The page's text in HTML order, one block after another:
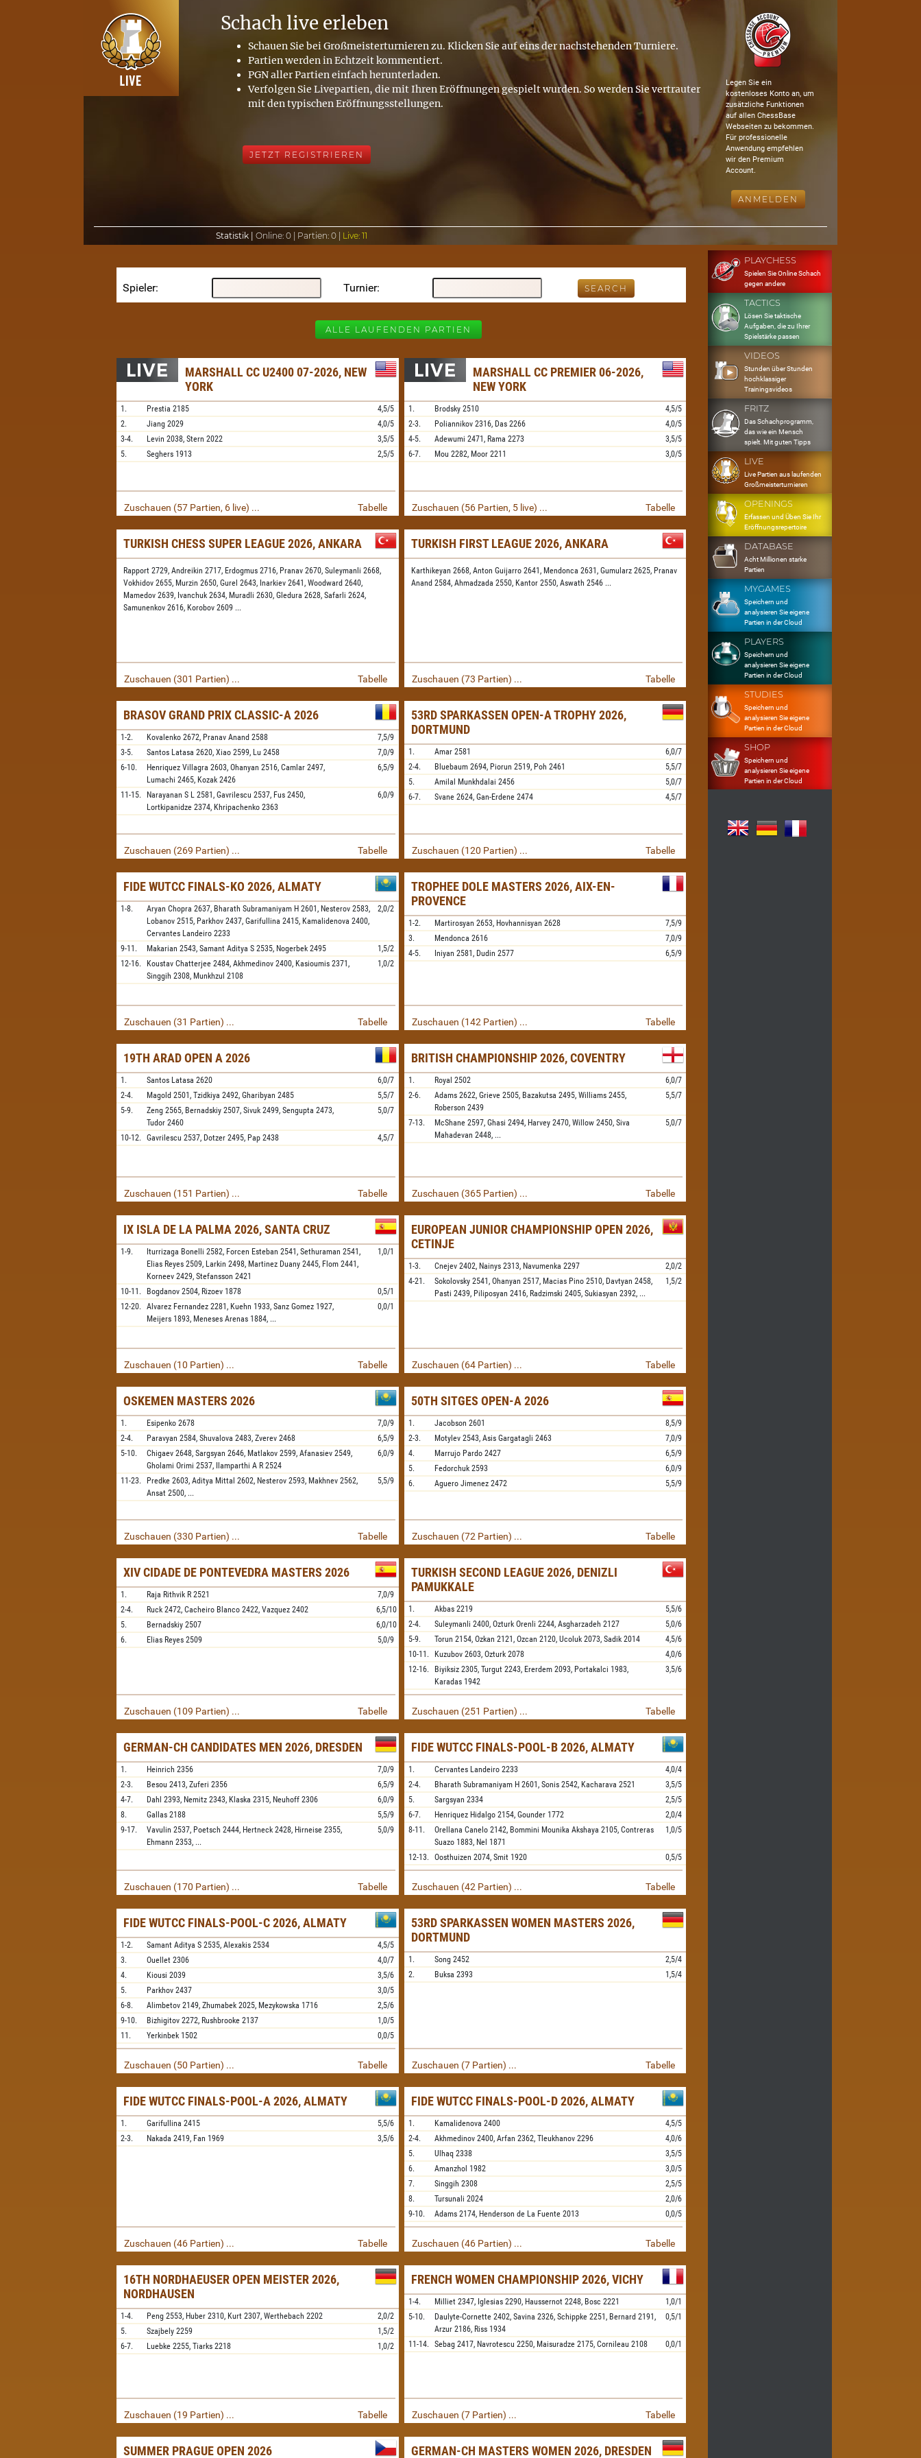
Schach live erleben
Schauen Sie bei Großmeisterturnieren zu. Klicken Sie auf eins der nachstehenden Turniere.
Partien werden in Echtzeit kommentiert.
PGN aller Partien einfach herunterladen.
Verfolgen Sie Livepartien, die mit Ihren Eröffnungen gespielt wurden. So werden Sie vertrauter
mit den typischen Eröffnungsstellungen.
JETZT REGISTRIEREN
Legen Sie ein
kostenloses Konto an, um
zusätzliche Funktionen
auf allen ChessBase
Webseiten zu bekommen.
Für professionelle
Anwendung empfehlen
wir den Premium
Account.
ANMELDEN
Statistik | Online:0 | Partien:0 | Live:11
Spieler Turnier
ALLE LAUFENDEN PARTIEN
MARSHALL CC U2400 07-2026, NEW
YORK
1. Prestia 2185
4,5/5
2.
Jiang 2029
4,0/5
3-4.
Levin 2038,Stern 2022
3,5/5
5.
Seghers 1913 2,5/5
Zuschauen (57 Partien, 6 live) ... Tabelle
MARSHALL CC PREMIER 06-2026,
NEW YORK
1. Brodsky 2510
4,5/5
2-3.
Poliannikov 2316, Das 2266
4,0/5
4-5.
Adewumi 2471, Rama 2273
3,5/5
6-7.
Mou 2282, Moor 2211 3,0/5
Zuschauen (56 Partien, 5 live) ... Tabelle
TURKISH CHESS SUPER LEAGUE 2026, ANKARA
Rapport 2729,Andreikin 2717, Erdogmus 2716, Pranav 2670,Suleymanli 2668,
Vokhidov 2655, Murzin 2650,Gurel 2643, Inarkiev 2641,Woodward 2640,
Mamedov 2639, Ivanchuk 2634, Muradli 2630,Gledura 2628,Safarli 2624,
Samunenkov 2616, Korobov 2609 ...
Zuschauen (301 Partien) ... Tabelle
TURKISH FIRST LEAGUE 2026, ANKARA
Karthikeyan 2668, Anton Guijarro 2641, Mendonca 2631, Gumularz 2625, Pranav
Anand 2584, Ahmadzada 2550, Kantor 2550, Aswath 2546 ...
Zuschauen (73 Partien) ... Tabelle
BRASOV GRAND PRIX CLASSIC-A 2026
1-2. Kovalenko 2672, Pranav Anand 2588
7,5/9
3-5.
Santos Latasa 2620,Xiao 2599, Lu 2458
7,0/9
6-10.
Henriquez Villagra 2603,Ohanyan 2516,Camlar 2497,
Lumachi 2465, Kozak 2426
6,5/9
11-15. Narayanan S L 2581,Gavrilescu 2537, Fus 2450,
Lortkipanidze 2374, Khripachenko 2363
6,0/9
Zuschauen (269 Partien) ... Tabelle
53RD SPARKASSEN OPEN-A TROPHY 2026,
DORTMUND
1. Amar 2581
6,0/7
2-4.
Bluebaum 2694, Piorun 2519, Poh 2461
5,5/7
5.
Amilal Munkhdalai 2456
5,0/7
6-7.
Svane 2624, Gan-Erdene 2474 4,5/7
Zuschauen (120 Partien) ... Tabelle
FIDE WUTCC FINALS-KO 2026, ALMATY
1-8. Aryan Chopra 2637, Bharath Subramaniyam H 2601, Nesterov 2583,
Lobanov 2515, Parkhov 2437,Garifullina 2415, Kamalidenova 2400,
Cervantes Landeiro 2233
2,0/2
9-11. Makarian 2543,Samant Aditya S 2535, Nogerbek 2495
1,5/2
12-16.
Koustav Chatterjee 2484,Akhmedinov 2400, Kasioumis 2371,
Singgih 2308, Munkhzul 2108
1,0/2
Zuschauen (31 Partien) ... Tabelle
TROPHEE DOLE MASTERS 2026, AIX-EN-
PROVENCE
1-2. Martirosyan 2653, Hovhannisyan 2628
7,5/9
3.
Mendonca 2616
7,0/9
4-5.
Iniyan 2581, Dudin 2577 6,5/9
Zuschauen (142 Partien) ... Tabelle
19TH ARAD OPEN A 2026
1. Santos Latasa 2620
6,0/7
2-4.
Magold 2501,Tzidkiya 2492,Gharibyan 2485
5,5/7
5-9.
Zeng 2565, Bernadskiy 2507,Sivuk 2499,Sengupta 2473,
Tudor 2460
5,0/7
10-12. Gavrilescu 2537, Dotzer 2495, Pap 2438 4,5/7
Zuschauen (151 Partien) ... Tabelle
BRITISH CHAMPIONSHIP 2026, COVENTRY
1. Royal 2502
6,0/7
2-6.
Adams 2622, Grieve 2505, Bazakutsa 2495, Williams 2455,
Roberson 2439
5,5/7
7-13. McShane 2597, Ghasi 2494, Harvey 2470, Willow 2450, Siva
Mahadevan 2448, ...
5,0/7
Zuschauen (365 Partien) ... Tabelle
IX ISLA DE LA PALMA 2026, SANTA CRUZ
1-9. Iturrizaga Bonelli 2582, Forcen Esteban 2541,Sethuraman 2541,
Elias Reyes 2509, Larkin 2498, Martinez Duany 2445, Flom 2441,
Korneev 2429,Stefansson 2421
1,0/1
10-11. Bogdanov 2504, Rizoev 1878
0,5/1
12-20.
Alvarez Fernandez 2281, Kuehn 1933,Sanz Gomez 1927,
Meijers 1893, Meneses Arenas 1884, ...
0,0/1
Zuschauen (10 Partien) ... Tabelle
EUROPEAN JUNIOR CHAMPIONSHIP OPEN 2026,
CETINJE
1-3. Cnejev 2402, Nainys 2313, Navumenka 2297
2,0/2
4-21.
Sokolovsky 2541, Ohanyan 2517, Macias Pino 2510, Davtyan 2458,
Pasti 2439, Piliposyan 2416, Radzimski 2405, Sukiasyan 2392, ...
1,5/2
Zuschauen (64 Partien) ... Tabelle
OSKEMEN MASTERS 2026
1. Esipenko 2678
7,0/9
2-4.
Paravyan 2584,Shuvalova 2483,Zverev 2468
6,5/9
5-10.
Chigaev 2648,Sargsyan 2646, Matlakov 2599,Afanasiev 2549,
Gholami Orimi 2537, Ilamparthi A R 2524
6,0/9
11-23. Predke 2603,Aditya Mittal 2602, Nesterov 2593, Makhnev 2562,
Ansat 2500, ...
5,5/9
Zuschauen (330 Partien) ... Tabelle
50TH SITGES OPEN-A 2026
1. Jacobson 2601
8,5/9
2-3.
Motylev 2543, Asis Gargatagli 2463
7,0/9
4.
Marrujo Pardo 2427
6,5/9
5.
Fedorchuk 2593
6,0/9
6.
Aguero Jimenez 2472 5,5/9
Zuschauen (72 Partien) ... Tabelle
XIV CIDADE DE PONTEVEDRA MASTERS 2026
1. Raja Rithvik R 2521
7,0/9
2-4.
Ruck 2472,Cacheiro Blanco 2422,Vazquez 2402
6,5/10
5.
Bernadskiy 2507
6,0/10
6.
Elias Reyes 2509 5,0/9
Zuschauen (109 Partien) ... Tabelle
TURKISH SECOND LEAGUE 2026, DENIZLI
PAMUKKALE
1. Akbas 2219
5,5/6
2-4.
Suleymanli 2400, Ozturk Orenli 2244, Asgharzadeh 2127
5,0/6
5-9.
Torun 2154, Ozkan 2121, Ozcan 2120, Ucoluk 2073, Sadik 2014
4,5/6
10-11.
Kuzubov 2603, Ozturk 2078
4,0/6
12-16.
Biyiksiz 2305, Turgut 2243, Ererdem 2093, Portakalci 1983,
Karadas 1942
3,5/6
Zuschauen (251 Partien) ... Tabelle
GERMAN-CH CANDIDATES MEN 2026, DRESDEN
1. Heinrich 2356
7,0/9
2-3.
Besou 2413,Zuferi 2356
6,5/9
4-7.
Dahl 2393, Nemitz 2343, Klaska 2315, Neuhoff 2306
6,0/9
8.
Gallas 2188
5,5/9
9-17.
Vavulin 2537, Poetsch 2444, Hertneck 2428, Hirneise 2355,
Ehmann 2353, ...
5,0/9
Zuschauen (170 Partien) ... Tabelle
FIDE WUTCC FINALS-POOL-B 2026, ALMATY
1. Cervantes Landeiro 2233
4,0/4
2-4.
Bharath Subramaniyam H 2601, Sonis 2542, Kacharava 2521
3,5/5
5.
Sargsyan 2334
2,5/5
6-7.
Henriquez Hidalgo 2154, Gounder 1772
2,0/4
8-11.
Orellana Canelo 2142, Bommini Mounika Akshaya 2105, Contreras
Suazo 1883, Nel 1871
1,0/5
12-13. Oosthuizen 2074, Smit 1920 0,5/5
Zuschauen (42 Partien) ... Tabelle
FIDE WUTCC FINALS-POOL-C 2026, ALMATY
1-2. Samant Aditya S 2535,Alexakis 2534
4,5/5
3.
Ouellet 2306
4,0/7
4.
Kiousi 2039
3,5/6
5.
Parkhov 2437
3,0/5
6-8.
Alimbetov 2149,Zhumabek 2025, Mezykowska 1716
2,5/6
9-10.
Bizhigitov 2272, Rushbrooke 2137
1,0/5
11.
Yerkinbek 1502 0,0/5
Zuschauen (50 Partien) ... Tabelle
53RD SPARKASSEN WOMEN MASTERS 2026,
DORTMUND
1. Song 2452
2,5/4
2.
Buksa 2393 1,5/4
Zuschauen (7 Partien) ... Tabelle
FIDE WUTCC FINALS-POOL-A 2026, ALMATY
1. Garifullina 2415
5,5/6
2-3.
Nakada 2419, Fan 1969 3,5/6
Zuschauen (46 Partien) ... Tabelle
FIDE WUTCC FINALS-POOL-D 2026, ALMATY
1. Kamalidenova 2400
4,5/5
2-4.
Akhmedinov 2400, Arfan 2362, Tleukhanov 2296
4,0/6
5.
Ulhaq 2338
3,5/5
6.
Amanzhol 1982
3,0/5
7.
Singgih 2308
2,5/5
8.
Tursunali 2024
2,0/6
9-10.
Adams 2174, Henderson de La Fuente 2013 0,0/5
Zuschauen (46 Partien) ... Tabelle
16TH NORDHAEUSER OPEN MEISTER 2026,
NORDHAUSEN
1-4. Peng 2553, Huber 2310, Kurt 2307,Werthebach 2202
2,0/2
5.
Szajbely 2259
1,5/2
6-7.
Luebke 2255,Tiarks 2218 1,0/2
Zuschauen (19 Partien) ... Tabelle
FRENCH WOMEN CHAMPIONSHIP 2026, VICHY
1-4. Milliet 2347, Iglesias 2290, Haussernot 2248, Bosc 2221
1,0/1
5-10.
Daulyte-Cornette 2402, Savina 2326, Schippke 2251, Bernard 2191,
Arzur 2186, Riss 1934
0,5/1
11-14. Sebag 2417, Navrotescu 2250, Maisuradze 2175, Cornileau 2108 0,0/1
Zuschauen (7 Partien) ... Tabelle
SUMMER PRAGUE OPEN 2026 GERMAN-CH MASTERS WOMEN 2026, DRESDEN
PLAYCHESS
Spielen Sie Online Schach
gegen andere
TACTICS
Lösen Sie taktische
Aufgaben, die zu Ihrer
Spielstärke passen
VIDEOS
Stunden über Stunden
hochklassiger
Trainingsvideos
FRITZ
Das Schachprogramm,
das wie ein Mensch
spielt. Mit guten Tipps
LIVE
Live Partien aus laufenden
Großmeisterturnieren
OPENINGS
Erfassen und Üben Sie Ihr
Eröffnungsrepertoire
DATABASE
Acht Millionen starke
Partien
MYGAMES
Speichern und
analysieren Sie eigene
Partien in der Cloud
PLAYERS
Speichern und
analysieren Sie eigene
Partien in der Cloud
STUDIES
Speichern und
analysieren Sie eigene
Partien in der Cloud
SHOP
Speichern und
analysieren Sie eigene
Partien in der Cloud